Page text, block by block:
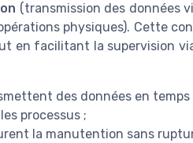
(transmission des données
physiques). Cette
en facilitant la supervision
des données en temps
processus ;
la manutention sans